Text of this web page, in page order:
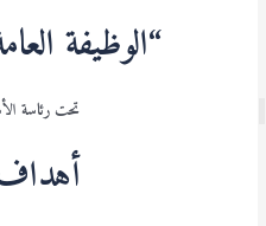
“الوظيفة
تحت رئاسة